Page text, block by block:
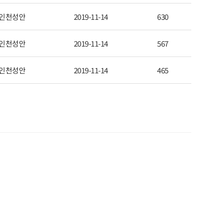
천성안 2019-11-14 630
천성안 2019-11-14 567
천성안 2019-11-14 465